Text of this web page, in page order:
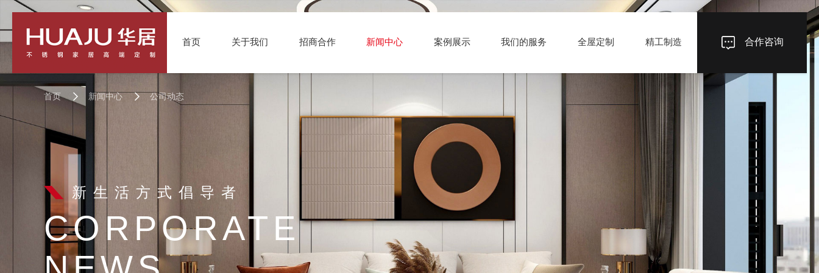
合作咨询
首页 关于我们 招商合作 新闻中心 案例展示 我们的服务 全屋定制 精工制造
新生活方式倡导者
CORPORATE
首页 新闻中心 公司动态